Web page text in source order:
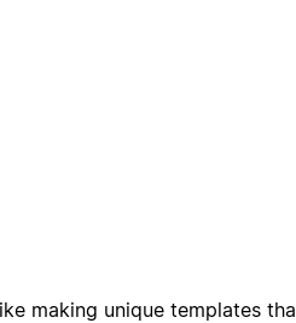
making unique templates